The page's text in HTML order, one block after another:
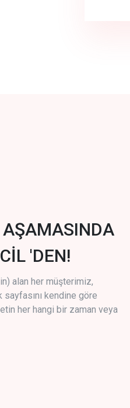
AŞAMASINDA
'DEN!
alan her müşterimiz,
kendine göre
her hangi bir zaman veya